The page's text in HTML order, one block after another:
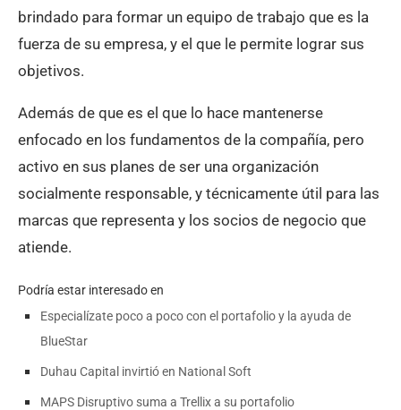
brindado para formar un equipo de trabajo que es la
fuerza de su empresa, y el que le permite lograr sus
objetivos.
Además de que es el que lo hace mantenerse
enfocado en los fundamentos de la compañía, pero
activo en sus planes de ser una organización
socialmente responsable, y técnicamente útil para las
marcas que representa y los socios de negocio que
atiende.
Podría estar interesado en
Especialízate poco a poco con el portafolio y la ayuda de
BlueStar
Duhau Capital invirtió en National Soft
MAPS Disruptivo suma a Trellix a su portafolio